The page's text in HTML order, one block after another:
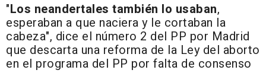
"Los neandertales también lo usaban,
esperaban a que naciera y le cortaban la
cabeza", dice el número 2 del PP por Madrid
que descarta una reforma de la Ley del aborto
en el programa del PP por falta de consenso